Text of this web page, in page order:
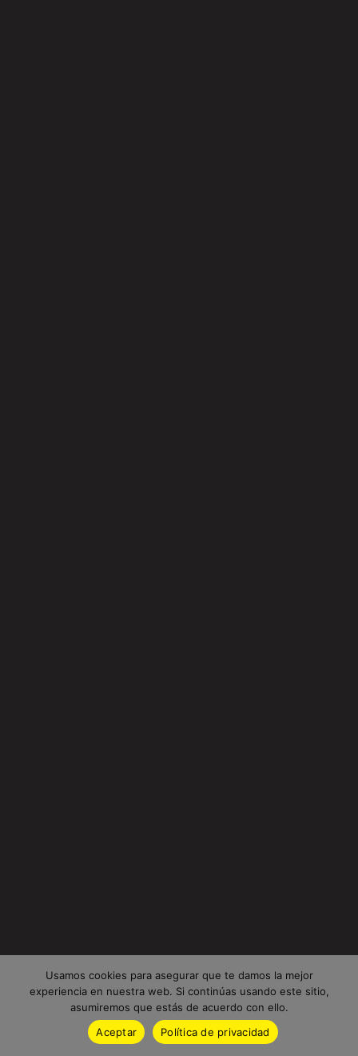
Usamos cookies para asegurar que te damos la mejor
experiencia en nuestra web. Si continúas usando este sitio,
asumiremos que estás de acuerdo con ello.
Aceptar
Política de privacidad